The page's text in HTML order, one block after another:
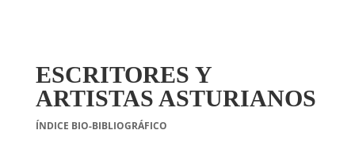
ESCRITORES Y
ARTISTAS ASTURIANOS
ÍNDICE BIO-BIBLIOGRÁFICO